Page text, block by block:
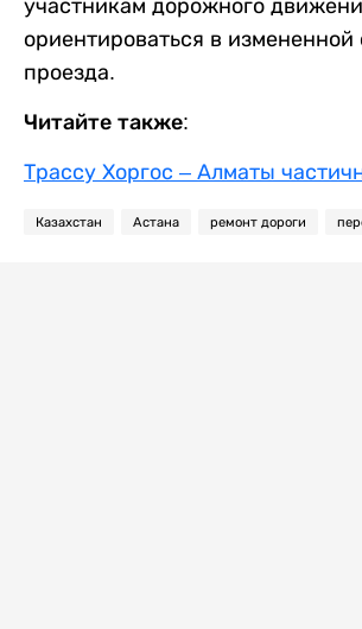
участникам дорожного
ориентироваться в измененной
проезда.
Читайте также:
Трассу Хоргос – Алматы
Казахстан Астана ремонт дороги